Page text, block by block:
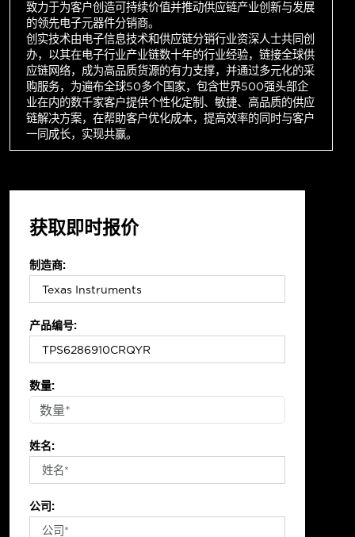
致力于为客户创造可持续价值并推动供应链产业创新与发展
的领先电子元器件分销商。
创实技术由电子信息技术和供应链分销行业资深人士共同创
办，以其在电子行业产业链数十年的行业经验，链接全球供
应链网络，成为高品质货源的有力支撑，并通过多元化的采
购服务，为遍布全球50多个国家，包含世界500强头部企
业在内的数千家客户提供个性化定制、敏捷、高品质的供应
链解决方案，在帮助客户优化成本，提高效率的同时与客户
一同成长，实现共赢。
获取即时报价
制造商:
产品编号:
数量:
姓名:
公司: